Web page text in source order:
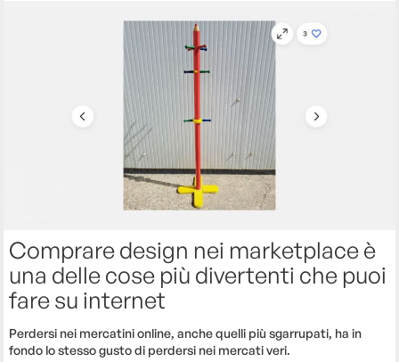
Comprare design nei marketplace è
una delle cose più divertenti che puoi
fare su internet
Perdersi nei mercatini online, anche quelli più sgarrupati, ha in
fondo lo stesso gusto di perdersi nei mercati veri.